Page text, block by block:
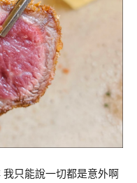
只能說一切都是意外啊